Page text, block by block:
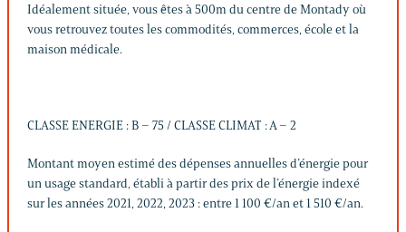
Idéalement située, vous êtes à 500m du centre de Montady où
vous retrouvez toutes les commodités, commerces, école et la
maison médicale.
CLASSE ENERGIE : B – 75 / CLASSE CLIMAT : A – 2
Montant moyen estimé des dépenses annuelles d’énergie pour
un usage standard, établi à partir des prix de l’énergie indexé
sur les années 2021, 2022, 2023 : entre 1 100 €/an et 1 510 €/an.